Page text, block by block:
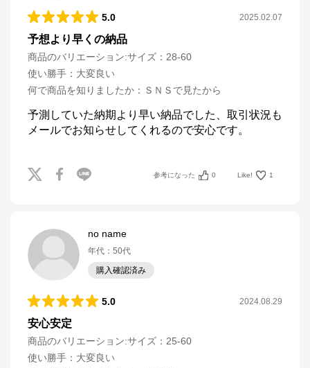
5.0 2025.02.07
予想より早くの納品
商品のバリエーション:サイズ：28-60
使い勝手 ： 大変良い
何で商品を知りましたか ： ＳＮＳで見たから
予測していた納期より早い納品でした、取引状況も
メールでお知らせしてくれるので安心です。
参考になった 0 Like! 1
no name
年代 ： 50代
購入確認済み
5.0 2024.08.29
安心安定
商品のバリエーション:サイズ：25-60
使い勝手 ： 大変良い